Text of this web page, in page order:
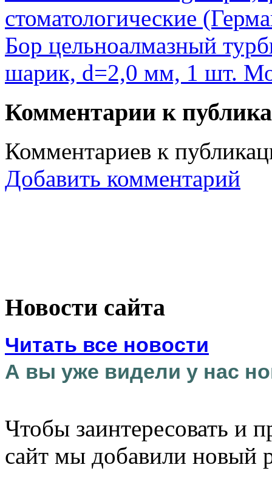
стоматологические
Бор цельноалмазный
шарик, d=2,0 мм, 1 шт.
Комментарии к
Комментариев к
Добавить комментарий
Новости сайта
Читать все новости
А вы уже видели у нас
Чтобы заинтересовать и
сайт мы добавили новый